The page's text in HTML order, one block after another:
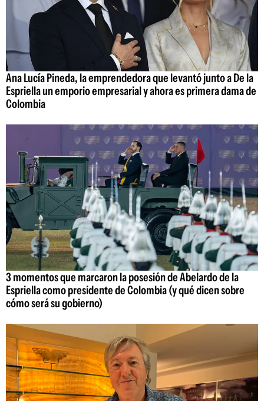
Ana Lucía Pineda, la emprendedora que levantó junto a De la
Espriella un emporio empresarial y ahora es primera dama de
Colombia
3 momentos que marcaron la posesión de Abelardo de la
Espriella como presidente de Colombia (y qué dicen sobre
cómo será su gobierno)